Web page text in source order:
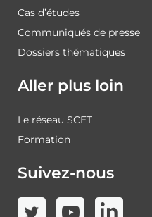
Cas d’études
Communiqués de presse
Dossiers thématiques
Aller plus loin
Le réseau SCET
Formation
Suivez-nous